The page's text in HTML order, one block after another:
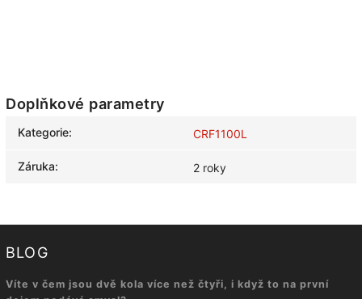
Doplňkové parametry
Kategorie: CRF1100L
Záruka: 2 roky
BLOG
Víte v čem jsou dvě kola více než čtyři, i když to na první